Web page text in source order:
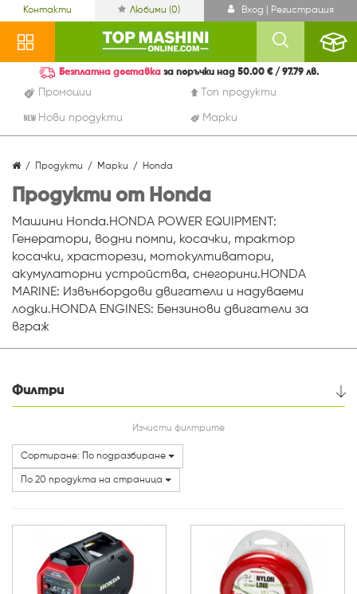
Контакти Любими (0) Вход | Регистрация
Промоции Топ продукти
Нови продукти Марки
Безплатна доставка за поръчки над 50.00 € / 97.79 лв.
Продукти Марки Honda
Продукти от Honda
Машини Honda.HONDA POWER EQUIPMENT:
Генератори, водни помпи, косачки, трактор
косачки, храсторези, мотокултиватори,
акумулаторни устройства, снегорини.HONDA
MARINE: Извънбордови двигатели и надуваеми
лодки.HONDA ENGINES: Бензинови двигатели за
вграж
Филтри
Категории
Изчисти филтрите
Сортиране: По подразбиране
По 20 продукта на страница